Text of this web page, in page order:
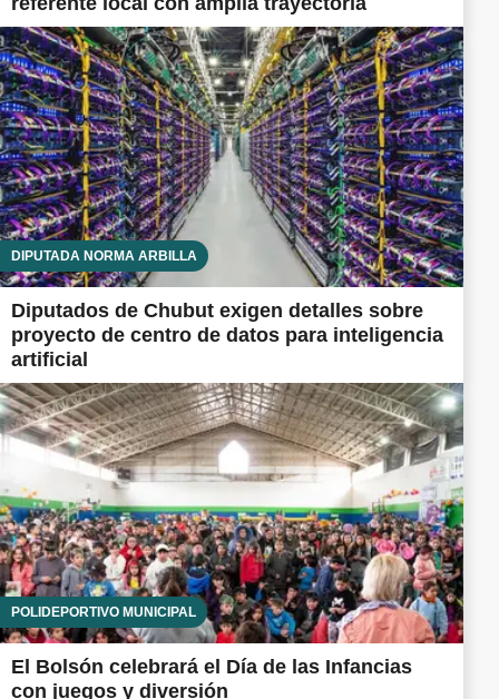
DIPUTADA NORMA ARBILLA
Diputados de Chubut exigen detalles sobre
proyecto de centro de datos para inteligencia
artificial
POLIDEPORTIVO MUNICIPAL
El Bolsón celebrará el Día de las Infancias
con juegos y diversión